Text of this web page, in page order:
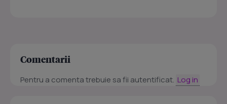
Comentarii
Pentru a comenta trebuie sa fii autentificat. Log in